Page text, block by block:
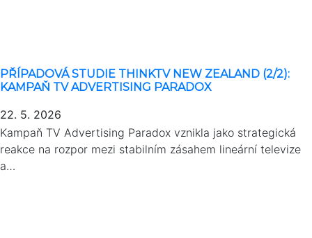
PŘÍPADOVÁ STUDIE THINKTV NEW ZEALAND (2/2):
KAMPAŇ TV ADVERTISING PARADOX
22. 5. 2026
Kampaň TV Advertising Paradox vznikla jako strategická
reakce na rozpor mezi stabilním zásahem lineární televize
a…